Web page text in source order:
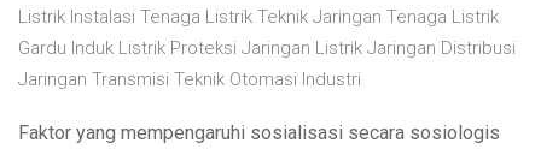
Listrik Instalasi Tenaga Listrik Teknik Jaringan Tenaga Listrik
Gardu Induk Listrik Proteksi Jaringan Listrik Jaringan Distribusi
Jaringan Transmisi Teknik Otomasi Industri
Faktor yang mempengaruhi sosialisasi secara sosiologis